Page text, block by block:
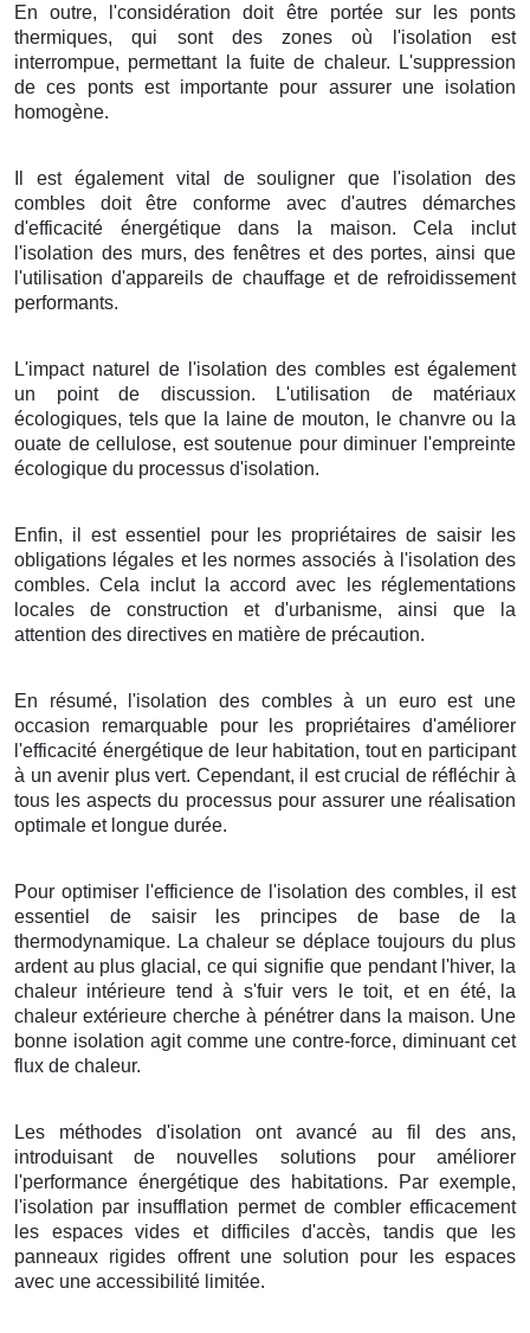
En outre, l'considération doit être portée sur les ponts
thermiques, qui sont des zones où l'isolation est
interrompue, permettant la fuite de chaleur. L'suppression
de ces ponts est importante pour assurer une isolation
homogène.
Il est également vital de souligner que l'isolation des
combles doit être conforme avec d'autres démarches
d'efficacité énergétique dans la maison. Cela inclut
l'isolation des murs, des fenêtres et des portes, ainsi que
l'utilisation d'appareils de chauffage et de refroidissement
performants.
L'impact naturel de l'isolation des combles est également
un point de discussion. L'utilisation de matériaux
écologiques, tels que la laine de mouton, le chanvre ou la
ouate de cellulose, est soutenue pour diminuer l'empreinte
écologique du processus d'isolation.
Enfin, il est essentiel pour les propriétaires de saisir les
obligations légales et les normes associés à l'isolation des
combles. Cela inclut la accord avec les réglementations
locales de construction et d'urbanisme, ainsi que la
attention des directives en matière de précaution.
En résumé, l'isolation des combles à un euro est une
occasion remarquable pour les propriétaires d'améliorer
l'efficacité énergétique de leur habitation, tout en participant
à un avenir plus vert. Cependant, il est crucial de réfléchir à
tous les aspects du processus pour assurer une réalisation
optimale et longue durée.
Pour optimiser l'efficience de l'isolation des combles, il est
essentiel de saisir les principes de base de la
thermodynamique. La chaleur se déplace toujours du plus
ardent au plus glacial, ce qui signifie que pendant l'hiver, la
chaleur intérieure tend à s'fuir vers le toit, et en été, la
chaleur extérieure cherche à pénétrer dans la maison. Une
bonne isolation agit comme une contre-force, diminuant cet
flux de chaleur.
Les méthodes d'isolation ont avancé au fil des ans,
introduisant de nouvelles solutions pour améliorer
l'performance énergétique des habitations. Par exemple,
l'isolation par insufflation permet de combler efficacement
les espaces vides et difficiles d'accès, tandis que les
panneaux rigides offrent une solution pour les espaces
avec une accessibilité limitée.